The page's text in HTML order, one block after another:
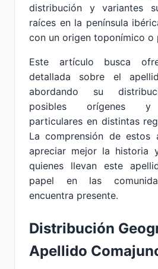
distribución y variantes
raíces en la península
con un origen toponímico o
Este artículo busca
detallada sobre el
abordando su
posibles orígenes y
particulares en distintas
La comprensión de estos
apreciar mejor la historia
quienes llevan este
papel en las
encuentra presente.
Distribución
Apellido